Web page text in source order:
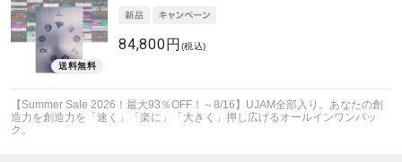
84,800円 (税込)
【Summer Sale 2026！最大93％OFF！～8/16】UJAM全部入り。あなたの創
造力を創造力を「速く」「楽に」「大きく」押し広げるオールインワンパッ
ク。